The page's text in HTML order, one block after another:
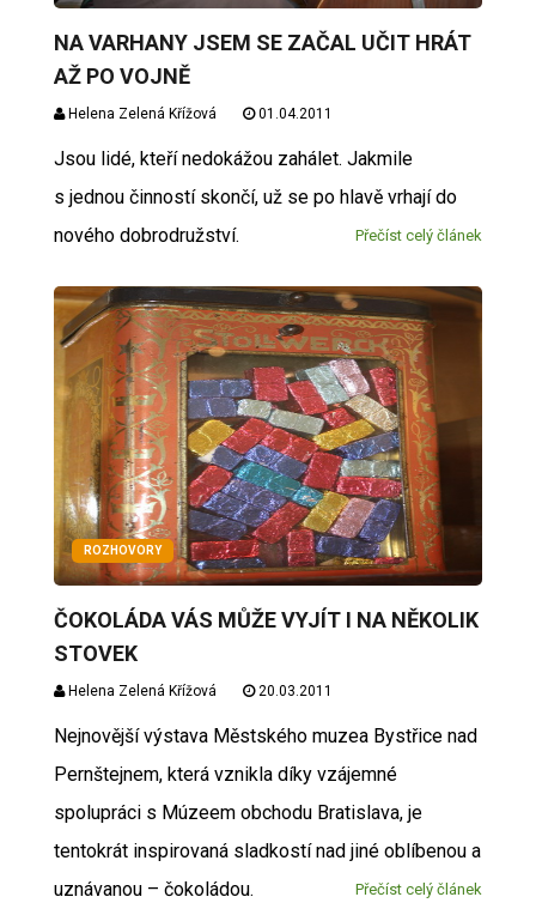
NA VARHANY JSEM SE ZAČAL UČIT HRÁT
AŽ PO VOJNĚ
Helena Zelená Křížová 01.04.2011
Jsou lidé, kteří nedokážou zahálet. Jakmile
s jednou činností skončí, už se po hlavě vrhají do
nového dobrodružství.
Přečíst celý článek
ROZHOVORY
ČOKOLÁDA VÁS MŮŽE VYJÍT I NA NĚKOLIK
STOVEK
Helena Zelená Křížová 20.03.2011
Nejnovější výstava Městského muzea Bystřice nad
Pernštejnem, která vznikla díky vzájemné
spolupráci s Múzeem obchodu Bratislava, je
tentokrát inspirovaná sladkostí nad jiné oblíbenou a
uznávanou – čokoládou.
Přečíst celý článek